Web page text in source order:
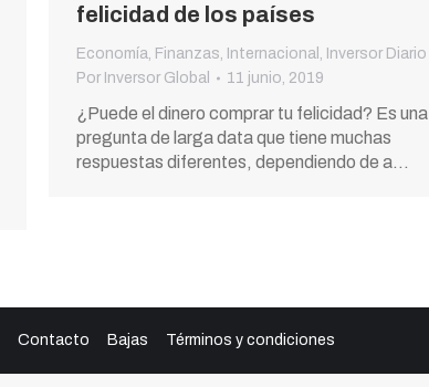
felicidad de los países
Economía Finanzas Internacional
Inversor Diario
Por Inversor Global 11 junio, 2019
¿Puede el dinero comprar tu felicidad? Es una
pregunta de larga data que tiene muchas
respuestas diferentes, dependiendo de a…
Contacto Bajas Términos y condiciones